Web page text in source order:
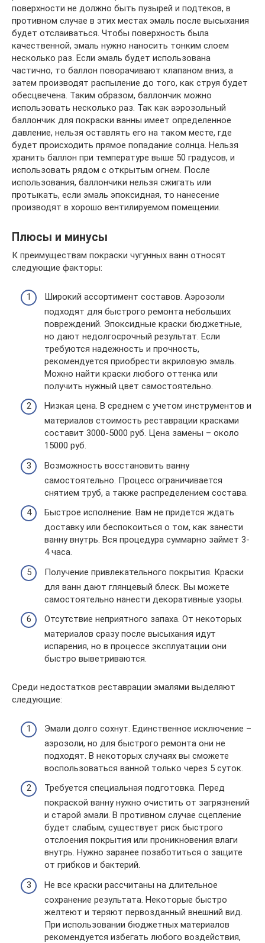
поверхности не должно быть пузырей и подтеков, в
противном случае в этих местах эмаль после высыхания
будет отслаиваться. Чтобы поверхность была
качественной, эмаль нужно наносить тонким слоем
несколько раз. Если эмаль будет использована
частично, то баллон поворачивают клапаном вниз, а
затем производят распыление до того, как струя будет
обесцвечена. Таким образом, баллончик можно
использовать несколько раз. Так как аэрозольный
баллончик для покраски ванны имеет определенное
давление, нельзя оставлять его на таком месте, где
будет происходить прямое попадание солнца. Нельзя
хранить баллон при температуре выше 50 градусов, и
использовать рядом с открытым огнем. После
использования, баллончики нельзя сжигать или
протыкать, если эмаль эпоксидная, то нанесение
производят в хорошо вентилируемом помещении.
Плюсы и минусы
К преимуществам покраски чугунных ванн относят
следующие факторы:
Широкий ассортимент составов. Аэрозоли
подходят для быстрого ремонта небольших
повреждений. Эпоксидные краски бюджетные,
но дают недолгосрочный результат. Если
требуются надежность и прочность,
рекомендуется приобрести акриловую эмаль.
Можно найти краски любого оттенка или
получить нужный цвет самостоятельно.
Низкая цена. В среднем с учетом инструментов и
материалов стоимость реставрации красками
составит 3000-5000 руб. Цена замены – около
15000 руб.
Возможность восстановить ванну
самостоятельно. Процесс ограничивается
снятием труб, а также распределением состава.
Быстрое исполнение. Вам не придется ждать
доставку или беспокоиться о том, как занести
ванну внутрь. Вся процедура суммарно займет 3-
4 часа.
Получение привлекательного покрытия. Краски
для ванн дают глянцевый блеск. Вы можете
самостоятельно нанести декоративные узоры.
Отсутствие неприятного запаха. От некоторых
материалов сразу после высыхания идут
испарения, но в процессе эксплуатации они
быстро выветриваются.
Среди недостатков реставрации эмалями выделяют
следующие:
Эмали долго сохнут. Единственное исключение –
аэрозоли, но для быстрого ремонта они не
подходят. В некоторых случаях вы сможете
воспользоваться ванной только через 5 суток.
Требуется специальная подготовка. Перед
покраской ванну нужно очистить от загрязнений
и старой эмали. В противном случае сцепление
будет слабым, существует риск быстрого
отслоения покрытия или проникновения влаги
внутрь. Нужно заранее позаботиться о защите
от грибков и бактерий.
Не все краски рассчитаны на длительное
сохранение результата. Некоторые быстро
желтеют и теряют первозданный внешний вид.
При использовании бюджетных материалов
рекомендуется избегать любого воздействия,